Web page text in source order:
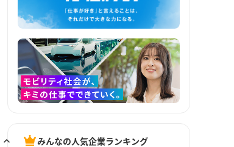
みんなの人気企業ランキング